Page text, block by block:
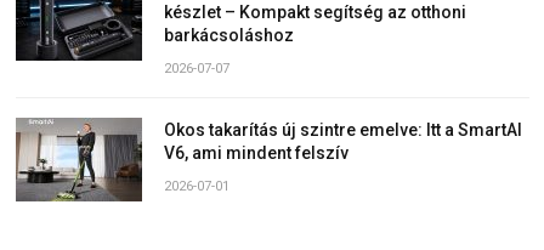
készlet – Kompakt segítség az otthoni
barkácsoláshoz
2026-07-07
Okos takarítás új szintre emelve: Itt a SmartAI
V6, ami mindent felszív
2026-07-01